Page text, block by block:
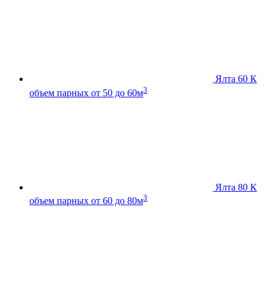
Ялта 60 К
объем парных от 50 до 60м3
Ялта 80 К
объем парных от 60 до 80м3